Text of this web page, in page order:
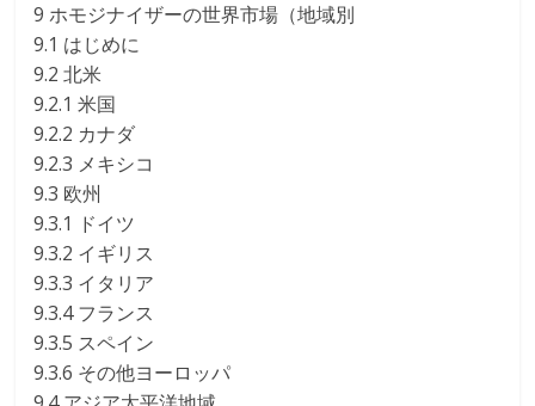
9 ホモジナイザーの世界市場（地域別
9.1 はじめに
9.2 北米
9.2.1 米国
9.2.2 カナダ
9.2.3 メキシコ
9.3 欧州
9.3.1 ドイツ
9.3.2 イギリス
9.3.3 イタリア
9.3.4 フランス
9.3.5 スペイン
9.3.6 その他ヨーロッパ